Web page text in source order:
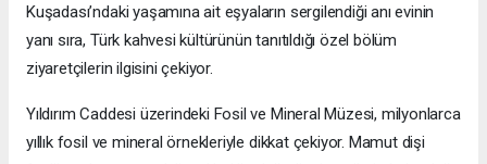
Kuşadası’ndaki yaşamına ait eşyaların sergilendiği anı evinin
yanı sıra, Türk kahvesi kültürünün tanıtıldığı özel bölüm
ziyaretçilerin ilgisini çekiyor.
Yıldırım Caddesi üzerindeki Fosil ve Mineral Müzesi, milyonlarca
yıllık fosil ve mineral örnekleriyle dikkat çekiyor. Mamut dişi